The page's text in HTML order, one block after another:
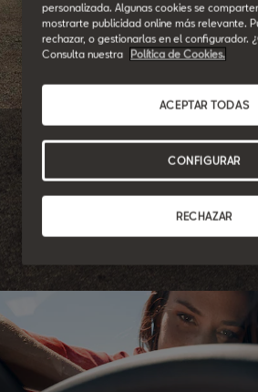
Prefieres la
Tus alumnos aprenden mientras tú
personalizada. Algunas cookies se
mostrarte publicidad online más relevante.
rechazar, o gestionarlas en el configurador.
Consulta nuestra
Política de Cookies.
RECHAZAR
ACEPTAR TODAS
CONFIGURAR